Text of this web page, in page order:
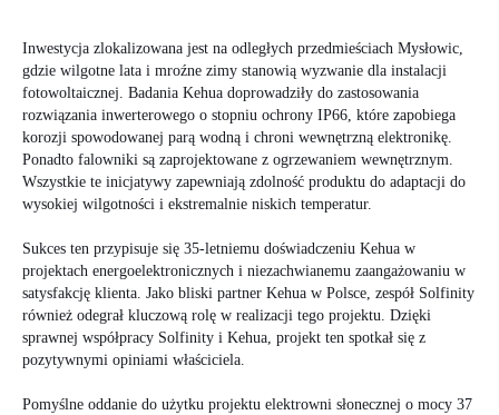
Inwestycja zlokalizowana jest na odległych przedmieściach Mysłowic,
gdzie wilgotne lata i mroźne zimy stanowią wyzwanie dla instalacji
fotowoltaicznej. Badania Kehua doprowadziły do zastosowania
rozwiązania inwerterowego o stopniu ochrony IP66, które zapobiega
korozji spowodowanej parą wodną i chroni wewnętrzną elektronikę.
Ponadto falowniki są zaprojektowane z ogrzewaniem wewnętrznym.
Wszystkie te inicjatywy zapewniają zdolność produktu do adaptacji do
wysokiej wilgotności i ekstremalnie niskich temperatur.
Sukces ten przypisuje się 35-letniemu doświadczeniu Kehua w
projektach energoelektronicznych i niezachwianemu zaangażowaniu w
satysfakcję klienta. Jako bliski partner Kehua w Polsce, zespół Solfinity
również odegrał kluczową rolę w realizacji tego projektu. Dzięki
sprawnej współpracy Solfinity i Kehua, projekt ten spotkał się z
pozytywnymi opiniami właściciela.
Pomyślne oddanie do użytku projektu elektrowni słonecznej o mocy 37